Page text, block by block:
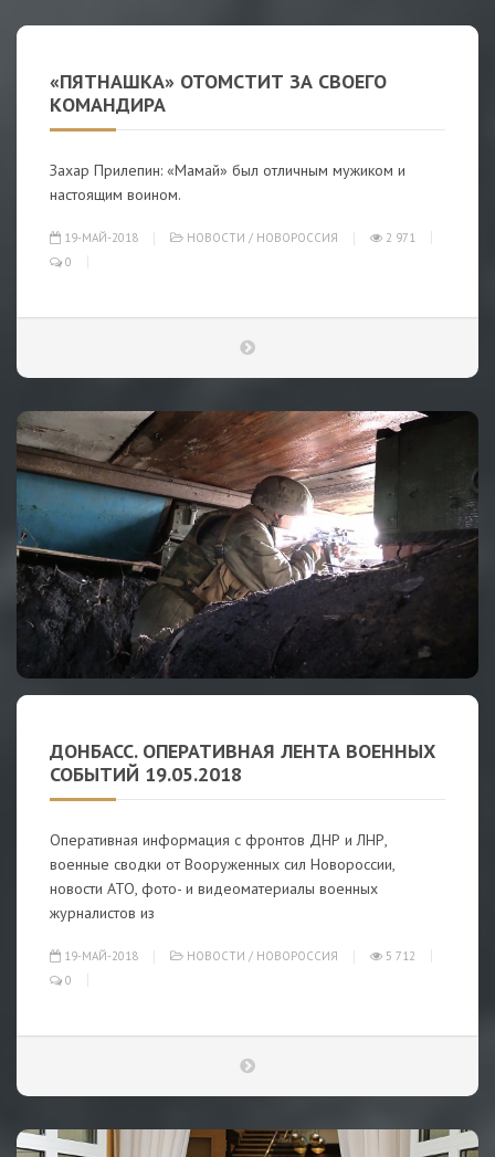
«ПЯТНАШКА» ОТОМСТИТ ЗА СВОЕГО
КОМАНДИРА
Захар Прилепин: «Мамай» был отличным мужиком и
настоящим воином.
19-МАЙ-2018 НОВОСТИ / НОВОРОССИЯ
2 971
0
ДОНБАСС. ОПЕРАТИВНАЯ ЛЕНТА ВОЕННЫХ
СОБЫТИЙ 19.05.2018
Оперативная информация с фронтов ДНР и ЛНР,
военные сводки от Вооруженных сил Новороссии,
новости АТО, фото- и видеоматериалы военных
журналистов из
19-МАЙ-2018 НОВОСТИ / НОВОРОССИЯ
5 712
0